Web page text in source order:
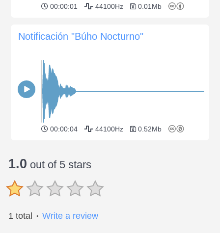
00:00:01 44100Hz 0.01Mb
Notificación "Búho Nocturno"
00:00:04 44100Hz 0.52Mb
1.0 out of 5 stars
1 total ● Write a review